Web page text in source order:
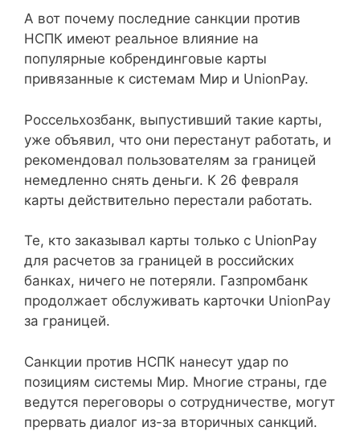
А вот почему последние санкции против
НСПК имеют реальное влияние на
популярные кобрендинговые карты
привязанные к системам Мир и UnionPay.
Россельхозбанк, выпустивший такие карты,
уже объявил, что они перестанут работать, и
рекомендовал пользователям за границей
немедленно снять деньги. К 26 февраля
карты действительно перестали работать.
Те, кто заказывал карты только с UnionPay
для расчетов за границей в российских
банках, ничего не потеряли. Газпромбанк
продолжает обслуживать карточки UnionPay
за границей.
Санкции против НСПК нанесут удар по
позициям системы Мир. Многие страны, где
ведутся переговоры о сотрудничестве, могут
прервать диалог из-за вторичных санкций.